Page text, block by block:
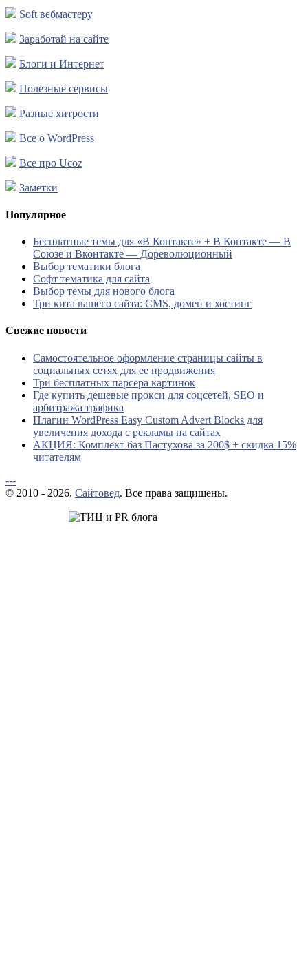
Soft вебмастеру
Заработай на сайте
Блоги и Интернет
Полезные сервисы
Разные хитрости
Все о WordPress
Все про Ucoz
Заметки
Популярное
Бесплатные темы для «В Контакте» + В Контакте — В
Союзе и Вконтакте — Дореволюционный
Выбор тематики блога
Софт тематика для сайта
Выбор темы для нового блога
Три кита вашего сайта: CMS, домен и хостинг
Свежие новости
Самостоятельное оформление страницы сайты в
социальных сетях для ее продвижения
Три бесплатных парсера картинок
Где купить дешевые прокси для соцсетей, SEO и
арбитража трафика
Плагин WordPress Easy Custom Advert Blocks для
увеличения дохода с рекламы на сайтах
АКЦИЯ: Комплект баз Пастухова за 200$ + скидка 15%
читателям
---
© 2010 - 2026. Сайтовед. Все права защищены.